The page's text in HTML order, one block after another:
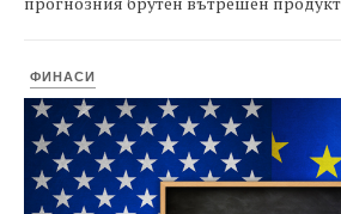
ФИНАСИ